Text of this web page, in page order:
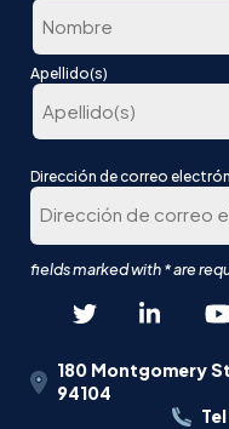
En
lugar
Apellido(s)
Dirección de correo
180 Montgomery
94104